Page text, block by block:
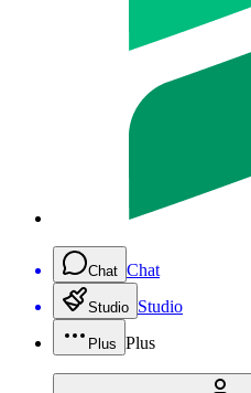
Chat Chat
Studio Studio
Plus Plus